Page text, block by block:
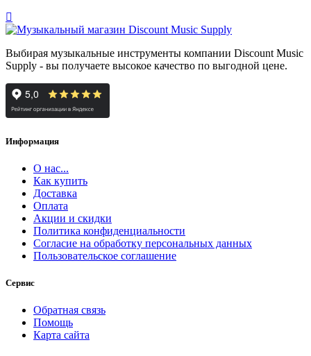
Выбирая музыкальные инструменты компании Discount Music
Supply - вы получаете высокое качество по выгодной цене.
Информация
О нас...
Как купить
Доставка
Оплата
Акции и скидки
Политика конфиденциальности
Согласие на обработку персональных данных
Пользовательское соглашение
Сервис
Обратная связь
Помощь
Карта сайта